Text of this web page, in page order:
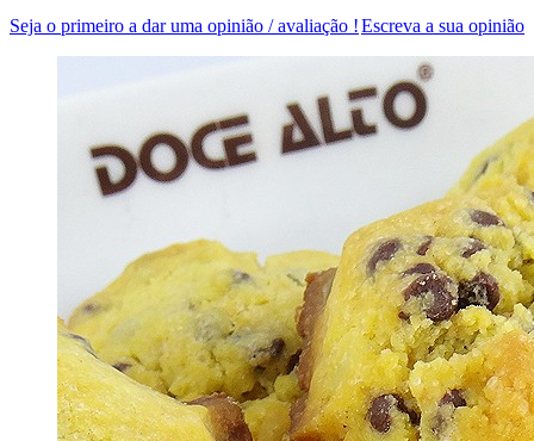
Escreva a sua opinião
Seja o primeiro a dar uma opinião / avaliação !